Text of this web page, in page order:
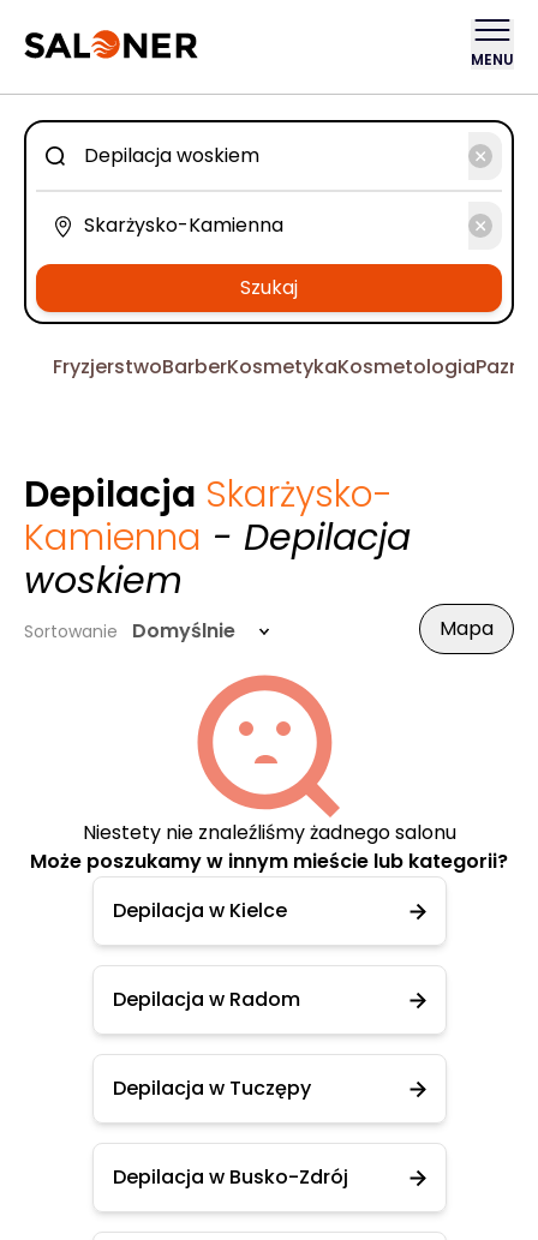
MENU
Szukaj
FryzjerstwoBarberKosmetykaKosmetologia
Depilacja Skarżysko-
Kamienna - Depilacja
woskiem
Sortowanie Domyślnie Mapa
Niestety nie znaleźliśmy żadnego salonu
Może poszukamy w innym mieście lub kategorii?
Depilacja w Kielce
Depilacja w Radom
Depilacja w Tuczępy
Depilacja w Busko-Zdrój